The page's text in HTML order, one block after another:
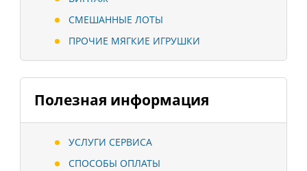
СМЕШАННЫЕ ЛОТЫ
ПРОЧИЕ МЯГКИЕ ИГРУШКИ
Полезная информация
УСЛУГИ СЕРВИСА
СПОСОБЫ ОПЛАТЫ